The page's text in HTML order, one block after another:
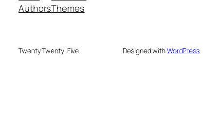
AuthorsThemes
Twenty Twenty-Five Designed withWordPress